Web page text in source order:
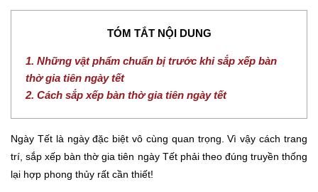
TÓM TẮT NỘI DUNG
1. Những vật phẩm chuẩn bị trước khi sắp xếp bàn
thờ gia tiên ngày tết
2. Cách sắp xếp bàn thờ gia tiên ngày tết
Ngày Tết là ngày đặc biệt vô cùng quan trọng. Vì vậy cách trang
trí, sắp xếp bàn thờ gia tiên ngày Tết phải theo đúng truyền thống
lại hợp phong thủy rất cần thiết!